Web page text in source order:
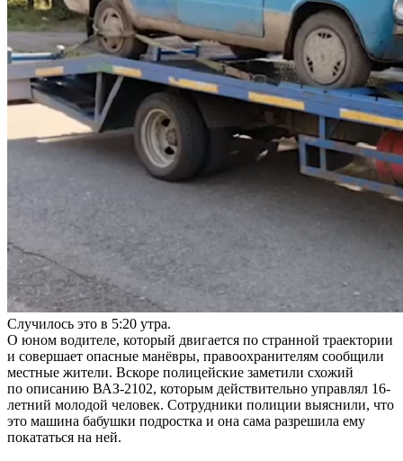
Случилось это в 5:20 утра.
О юном водителе, который двигается по странной траектории
и совершает опасные манёвры, правоохранителям сообщили
местные жители. Вскоре полицейские заметили схожий
по описанию ВАЗ-2102, которым действительно управлял 16-
летний молодой человек. Сотрудники полиции выяснили, что
это машина бабушки подростка и она сама разрешила ему
покататься на ней.